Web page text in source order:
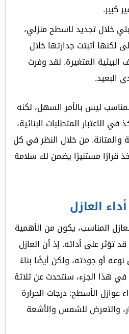
كبير.
خلال تجديد لاسطح منزلي،
لكنها أثبتت جدارتها خلال
المتغيرة. لقد وفرت
البعيد.
ليس بالأمر السهل، لكنه
الاعتبار المتطلبات البنائية،
والمتانة. من خلال النظر في كل
قرارًا مستنيرًا يضمن لك سلامة
العازل
المناسب، يكون من الأهمية
تؤثر على أدائه. إذ أن العازل
أو جودته، ولكن أيضًا بناءً
هذا الجزء، سنتحدث عن ثلاثة
عوازل الأسطح: درجات الحرارة
والتعرض للشمس والأشعة